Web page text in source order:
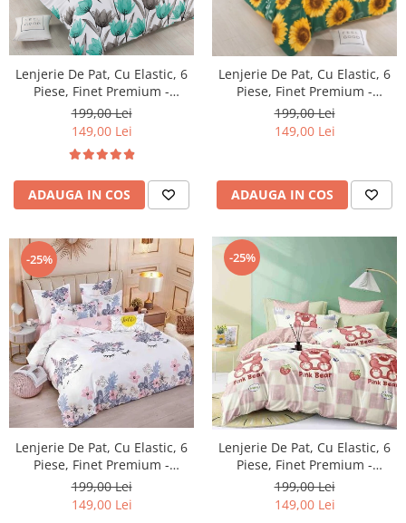
Lenjerie De Pat, Cu Elastic, 6
Piese, Finet Premium -
LPBF6PE15
199,00 Lei
149,00 Lei
ADAUGA IN COS
Lenjerie De Pat, Cu Elastic, 6
Piese, Finet Premium -
LPBF6PE17
199,00 Lei
149,00 Lei
ADAUGA IN COS
-25%
Lenjerie De Pat, Cu Elastic, 6
Piese, Finet Premium -
LPBF6PE18
199,00 Lei
149,00 Lei
-25%
Lenjerie De Pat, Cu Elastic, 6
Piese, Finet Premium -
LPBF6PE21
199,00 Lei
149,00 Lei